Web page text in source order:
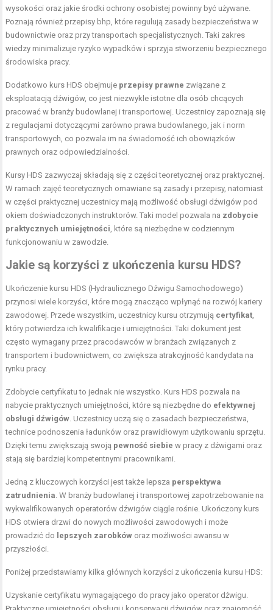
wysokości oraz jakie środki ochrony osobistej powinny być używane.
Poznają również przepisy bhp, które regulują zasady bezpieczeństwa w
budownictwie oraz przy transportach specjalistycznych. Taki zakres
wiedzy minimalizuje ryzyko wypadków i sprzyja stworzeniu bezpiecznego
środowiska pracy.
Dodatkowo kurs HDS obejmuje przepisy prawne związane z
eksploatacją dźwigów, co jest niezwykle istotne dla osób chcących
pracować w branży budowlanej i transportowej. Uczestnicy zapoznają się
z regulacjami dotyczącymi zarówno prawa budowlanego, jak i norm
transportowych, co pozwala im na świadomość ich obowiązków
prawnych oraz odpowiedzialności.
Kursy HDS zazwyczaj składają się z części teoretycznej oraz praktycznej.
W ramach zajęć teoretycznych omawiane są zasady i przepisy, natomiast
w części praktycznej uczestnicy mają możliwość obsługi dźwigów pod
okiem doświadczonych instruktorów. Taki model pozwala na zdobycie
praktycznych umiejętności , które są niezbędne w codziennym
funkcjonowaniu w zawodzie.
Jakie są korzyści z ukończenia kursu HDS?
Ukończenie kursu HDS (Hydraulicznego Dźwigu Samochodowego)
przynosi wiele korzyści, które mogą znacząco wpłynąć na rozwój kariery
zawodowej. Przede wszystkim, uczestnicy kursu otrzymują certyfikat
który potwierdza ich kwalifikacje i umiejętności. Taki dokument jest
często wymagany przez pracodawców w branżach związanych z
transportem i budownictwem, co zwiększa atrakcyjność kandydata na
rynku pracy.
Zdobycie certyfikatu to jednak nie wszystko. Kurs HDS pozwala na
nabycie praktycznych umiejętności, które są niezbędne do efektywnej
obsługi dźwigów . Uczestnicy uczą się o zasadach bezpieczeństwa,
technice podnoszenia ładunków oraz prawidłowym użytkowaniu sprzętu.
Dzięki temu zwiększają swoją pewność siebie w pracy z dźwigami oraz
stają się bardziej kompetentnymi pracownikami.
Jedną z kluczowych korzyści jest także lepsza perspektywa
zatrudnienia . W branży budowlanej i transportowej zapotrzebowanie na
wykwalifikowanych operatorów dźwigów ciągle rośnie. Ukończony kurs
HDS otwiera drzwi do nowych możliwości zawodowych i może
prowadzić do lepszych zarobków oraz możliwości awansu w
przyszłości.
Poniżej przedstawiamy kilka głównych korzyści z ukończenia kursu HDS:
Uzyskanie certyfikatu wymagającego do pracy jako operator dźwigu.